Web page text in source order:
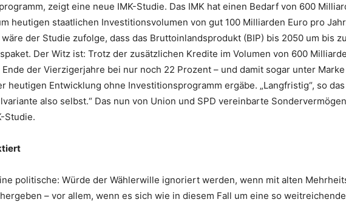
zeigt eine neue IMK-Studie. Das IMK hat einen Bedarf von 600
heutigen staatlichen Investitionsvolumen von gut 100 Milliarden Euro pro
der Studie zufolge, dass das Bruttoinlandsprodukt (BIP) bis 2050 um bis
Der Witz ist: Trotz der zusätzlichen Kredite im Volumen von 600
der Vierzigerjahre bei nur noch 22 Prozent – und damit sogar unter
heutigen Entwicklung ohne Investitionsprogramm ergäbe. „Langfristig“, so
also selbst.“ Das nun von Union und SPD vereinbarte
Studie.
politische: Würde der Wählerwille ignoriert werden, wenn mit alten
– vor allem, wenn es sich wie in diesem Fall um eine so